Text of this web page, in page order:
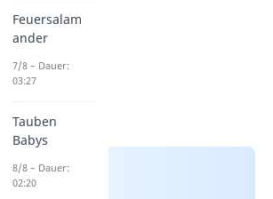
Feuersalam
ander
7/8 – Dauer:
03:27
Tauben
Babys
8/8 – Dauer:
02:20